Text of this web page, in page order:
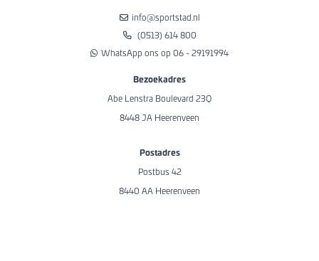
info@sportstad.nl
(0513) 614 800
WhatsApp ons op 06 - 29191994
Bezoekadres
Abe Lenstra Boulevard 23Q
8448 JA Heerenveen
Postadres
Postbus 42
8440 AA Heerenveen